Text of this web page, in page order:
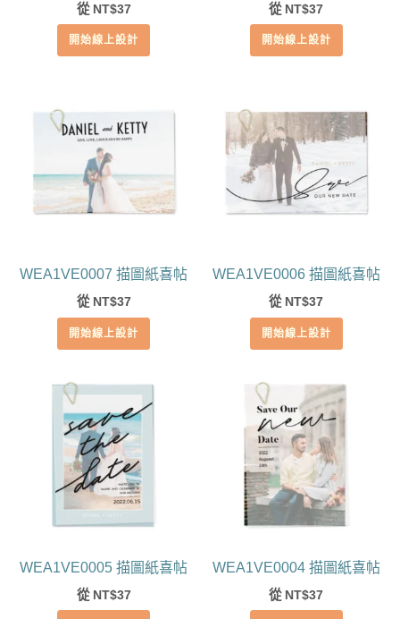
從 NT$37
開始線上設計
從 NT$37
開始線上設計
WEA1VE0007 描圖紙喜帖
從 NT$37
開始線上設計
WEA1VE0006 描圖紙喜帖
從 NT$37
開始線上設計
WEA1VE0005 描圖紙喜帖
從 NT$37
WEA1VE0004 描圖紙喜帖
從 NT$37